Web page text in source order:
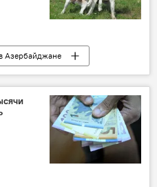
Азербайджане
Бои